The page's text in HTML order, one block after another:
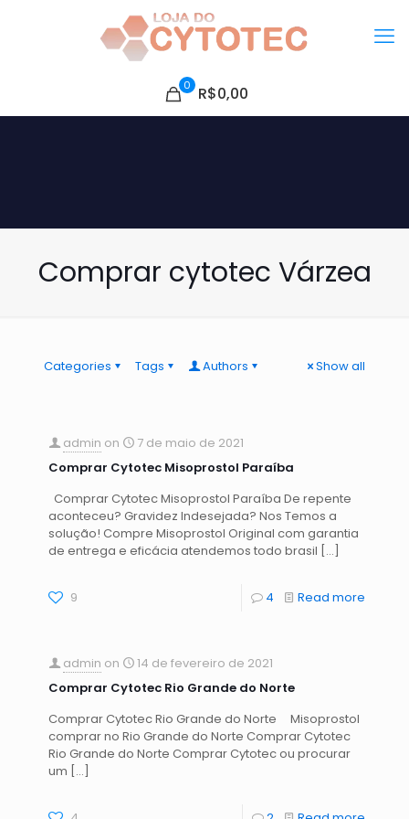
0 R$0,00
Comprar cytotec Várzea
Categories Tags Authors Show all
admin on
7 de maio de 2021
Comprar Cytotec Misoprostol Paraíba
Comprar Cytotec Misoprostol Paraíba De repente
aconteceu? Gravidez Indesejada? Nos Temos a
solução! Compre Misoprostol Original com garantia
de entrega e eficácia atendemos todo brasil […]
9 4 Read more
admin on
14 de fevereiro de 2021
Comprar Cytotec Rio Grande do Norte
Comprar Cytotec Rio Grande do Norte Misoprostol
comprar no Rio Grande do Norte Comprar Cytotec
Rio Grande do Norte Comprar Cytotec ou procurar
um […]